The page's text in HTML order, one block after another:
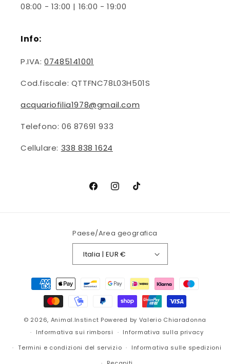
08:00 - 13:00 | 16:00 - 19:00
Info:
P.IVA:07485141001
Cod.fiscale: QTTFNC78L03H501S
acquariofilia1978@gmail.com
Telefono: 06 87691 933
Cellulare: 338 838 1624
FacebookInstagram
TikTok
Paese/Area geografica
Italia | EUR €
Metodi
pagamento
© 2026, Animal.Instinct Powered by Valerio Chiaradonna
Informativa sui rimborsi
Informativa sulla privacy
Termini e condizioni del servizio
Informativa sulle spedizioni